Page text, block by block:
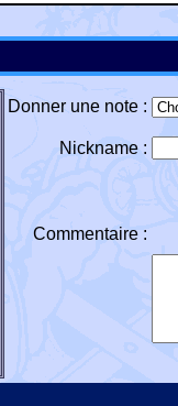
Donner une note :
Nickname :
Commentaire :